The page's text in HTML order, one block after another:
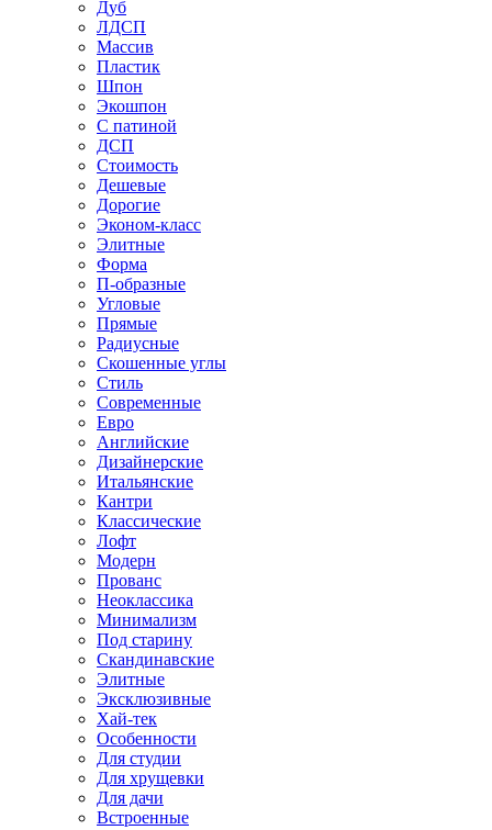
Дуб
ЛДСП
Массив
Пластик
Шпон
Экошпон
С патиной
ДСП
Стоимость
Дешевые
Дорогие
Эконом-класс
Элитные
Форма
П-образные
Угловые
Прямые
Радиусные
Скошенные углы
Стиль
Современные
Евро
Английские
Дизайнерские
Итальянские
Кантри
Классические
Лофт
Модерн
Прованс
Неоклассика
Минимализм
Под старину
Скандинавские
Элитные
Эксклюзивные
Хай-тек
Особенности
Для студии
Для хрущевки
Для дачи
Встроенные